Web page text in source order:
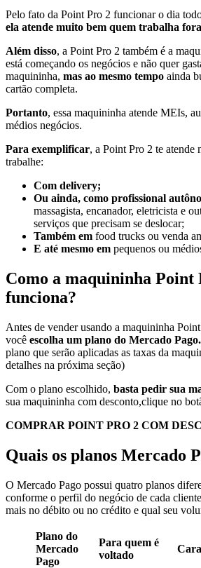
Pelo fato da Point Pro 2 funcionar o dia
ela atende muito bem quem trabalha
Além disso, a Point Pro 2 também é a
está começando os negócios e não quer
maquininha, mas ao mesmo tempo ainda
cartão completa.
Portanto, essa maquininha atende MEIs,
médios negócios.
Para exemplificar, a Point Pro 2 te atende
trabalhe:
Com delivery;
Ou ainda, como profissional
massagista, encanador, eletricista e
serviços que precisam se deslocar;
Também em food trucks ou venda
E até mesmo em pequenos ou
Como a maquininha Point
funciona?
Antes de vender usando a maquininha
você escolha um plano do Mercado Pago.
plano que serão aplicadas as taxas da
detalhes na próxima seção)
Com o plano escolhido, basta pedir sua
sua maquininha com desconto,clique no
COMPRAR POINT PRO 2 COM
Quais os planos Mercado
O Mercado Pago possui quatro planos
conforme o perfil do negócio de cada
mais no débito ou no crédito e qual seu
Plano do
Mercado
Pago
Para quem é
voltado